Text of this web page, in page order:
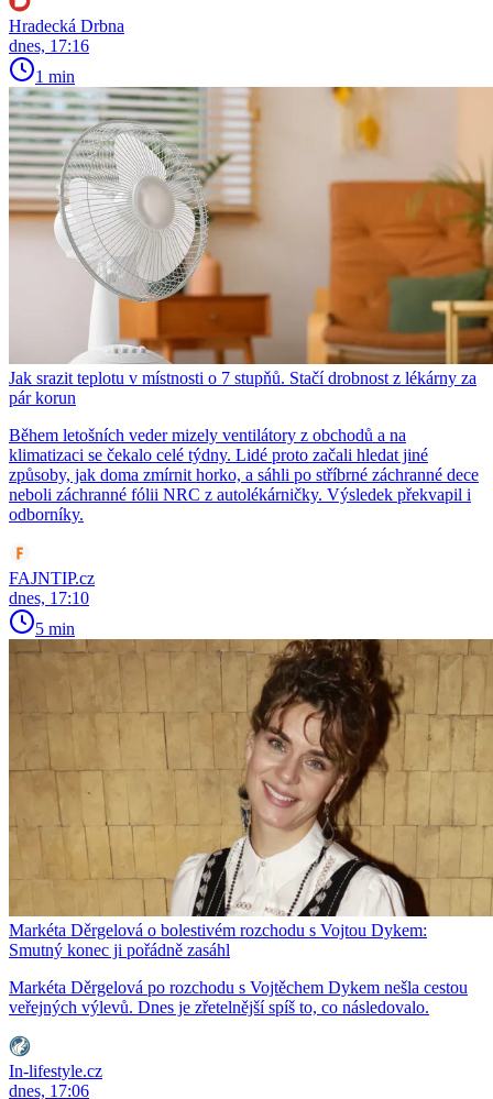
Hradecká Drbna
dnes, 17:16
1 min
Jak srazit teplotu v místnosti o 7 stupňů. Stačí drobnost z lékárny za
pár korun
Během letošních veder mizely ventilátory z obchodů a na
klimatizaci se čekalo celé týdny. Lidé proto začali hledat jiné
způsoby, jak doma zmírnit horko, a sáhli po stříbrné záchranné dece
neboli záchranné fólii NRC z autolékárničky. Výsledek překvapil i
odborníky.
FAJNTIP.cz
dnes, 17:10
5 min
Markéta Děrgelová o bolestivém rozchodu s Vojtou Dykem:
Smutný konec ji pořádně zasáhl
Markéta Děrgelová po rozchodu s Vojtěchem Dykem nešla cestou
veřejných výlevů. Dnes je zřetelnější spíš to, co následovalo.
In-lifestyle.cz
dnes, 17:06